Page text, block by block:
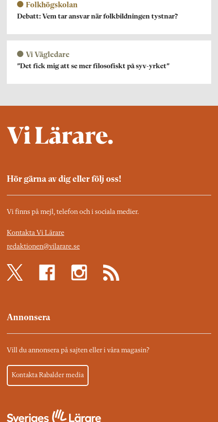
Folkhögskolan
Debatt: Vem tar ansvar när folkbildningen tystnar?
Vi Vägledare
”Det fick mig att se mer filosofiskt på syv-yrket”
Hör gärna av dig eller följ oss!
Vi finns på mejl, telefon och i sociala medier.
Kontakta Vi Lärare
redaktionen@vilarare.se
Annonsera
Vill du annonsera på sajten eller i våra magasin?
Kontakta Rabalder media